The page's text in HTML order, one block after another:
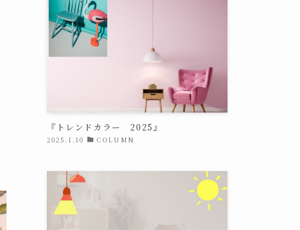
『トレンドカラー 2025』
2025.1.10 COLUMN